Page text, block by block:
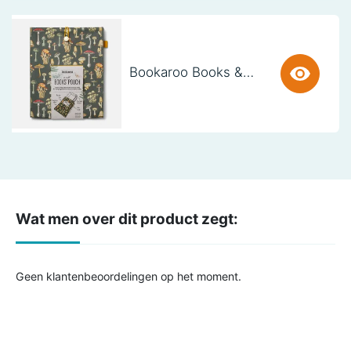
Bookaroo Books & Stuff Pouch - Botanical
Wat men over dit product zegt:
Geen klantenbeoordelingen op het moment.